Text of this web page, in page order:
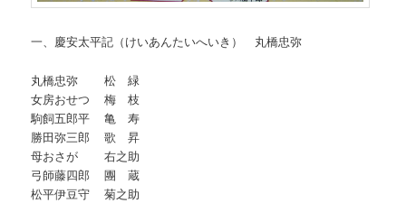
一、慶安太平記（けいあんたいへいき） 丸橋忠弥
丸橋忠弥 松 緑
女房おせつ 梅 枝
駒飼五郎平 亀 寿
勝田弥三郎 歌 昇
母おさが 右之助
弓師藤四郎 團 蔵
松平伊豆守 菊之助